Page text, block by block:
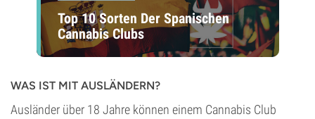
Top 10 Sorten Der Spanischen
Cannabis Clubs
WAS IST MIT AUSLÄNDERN?
Ausländer über 18 Jahre können einem Cannabis Club